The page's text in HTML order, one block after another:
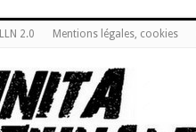
LLN 2.0 Mentions légales, cookies